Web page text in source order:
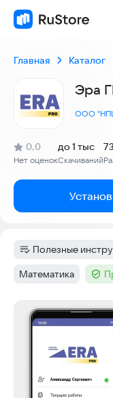
Главная Каталог
Эра
ООО
Рейтинг:
0,0
(
Нет оценок
)
Скачиваний
до 1 тыс
Категория:
Полезные
Тег:
Математика Тег :